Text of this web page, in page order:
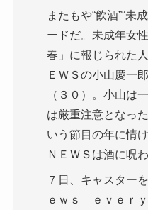
またもや“飲酒”“未
ードだ。未成年女
春」に報じられた
ＥＷＳの小山慶一
（３０）。小山は
は厳重注意となっ
いう節目の年に情
ＮＥＷＳは酒に呪
７日、キャスター
ｅｗｓ ｅｖｅｒ